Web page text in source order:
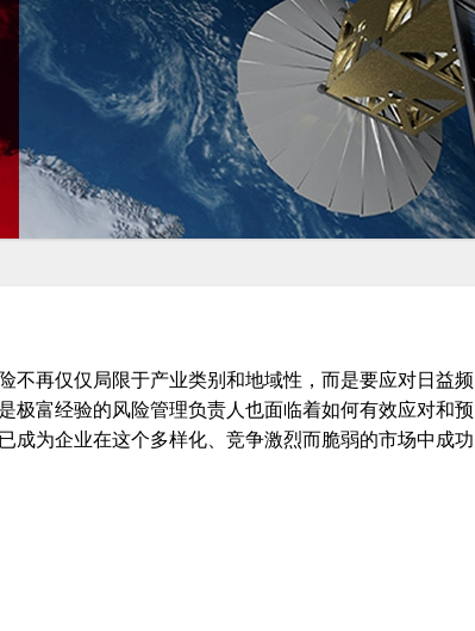
不再仅仅局限于产业类别和地域性，而是要应对日益频
极富经验的风险管理负责人也面临着如何有效应对和预
成为企业在这个多样化、竞争激烈而脆弱的市场中成功